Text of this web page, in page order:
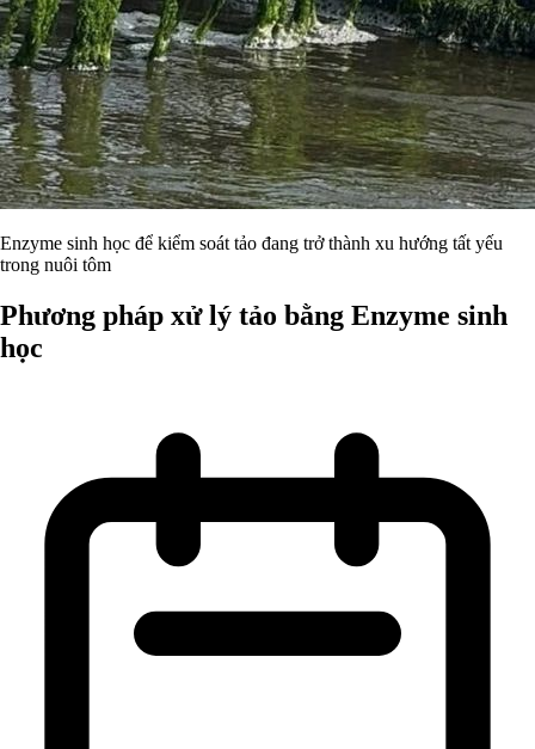
Enzyme sinh học để kiểm soát tảo đang trở thành xu hướng tất yếu
trong nuôi tôm
Phương pháp xử lý tảo bằng Enzyme sinh
học